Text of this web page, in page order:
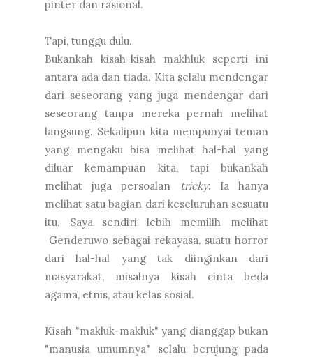
pinter dan rasional.
Tapi, tunggu dulu.
Bukankah kisah-kisah makhluk seperti ini
antara ada dan tiada. Kita selalu mendengar
dari seseorang yang juga mendengar dari
seseorang tanpa mereka pernah melihat
langsung. Sekalipun kita mempunyai teman
yang mengaku bisa melihat hal-hal yang
diluar kemampuan kita, tapi bukankah
melihat juga persoalan
tricky: Ia hanya
melihat satu bagian dari keseluruhan sesuatu
itu. Saya sendiri lebih memilih melihat
Genderuwo sebagai rekayasa, suatu horror
dari hal-hal yang tak diinginkan dari
masyarakat, misalnya kisah cinta beda
agama, etnis, atau kelas sosial.
Kisah "makluk-makluk" yang dianggap bukan
"manusia umumnya" selalu berujung pada